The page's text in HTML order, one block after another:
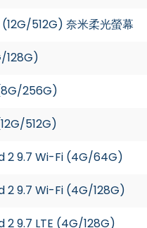
512G) 奈米柔光螢幕
128G)
256G)
512G)
2 9.7 Wi-Fi (4G/64G)
2 9.7 Wi-Fi (4G/128G)
2 9.7 LTE (4G/128G)